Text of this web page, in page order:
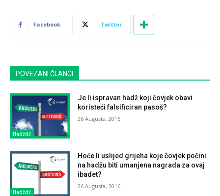
Facebook Twitter
POVEZANI ČLANCI
Hadždž
Je li ispravan hadž koji čovjek obavi
koristeći falsificiran pasoš?
26 Augusta, 2016
Hadždž
Hoće li uslijed grijeha koje čovjek počini
na hadžu biti umanjena nagrada za ovaj
ibadet?
26 Augusta, 2016